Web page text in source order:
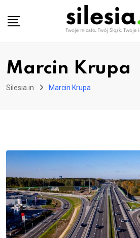
Marcin Krupa
Silesia.in Marcin Krupa